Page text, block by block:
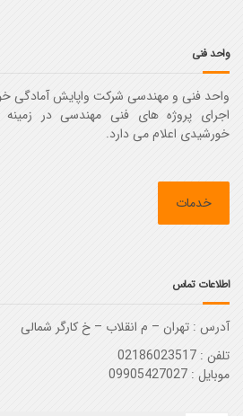
واحد فنی
واحد فنی و مهندسی شرکت واپایش آمادگی
اجرای پروژه های فنی مهندسی در زمینه
خورشیدی اعلام می دارد.
خدمات
اطلاعات تماس
آدرس :‌ تهران – م انقلاب – خ کارگر شمالی
تلفن : 02186023517
موبایل : 09905427027